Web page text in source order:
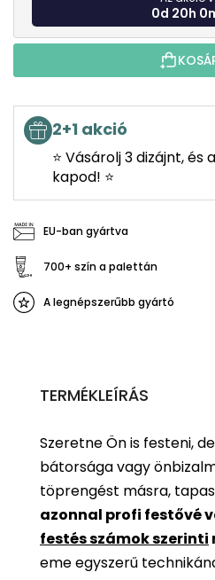
0d 20h
2+1 akció
⭐ Vásárolj 3 dizájnt,
kapod! ⭐
EU-ban gyártva
700+ szín a palettán
A legnépszerűbb gyártó
TERMÉKLEÍRÁS
Szeretne Ön is festeni,
bátorsága vagy
töprengést másra,
azonnal profi festővé
festés számok szerinti
eme egyszerű